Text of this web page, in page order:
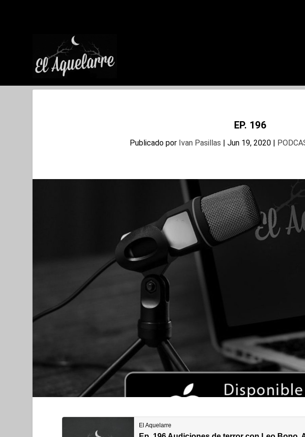
EP. 196
Publicado por Ivan Pasillas |Jun 19, 2020 |